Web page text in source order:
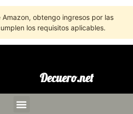
obtengo ingresos por las
los requisitos aplicables.
Decuero.net